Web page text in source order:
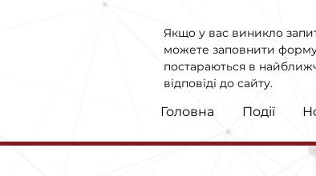
Якщо у вас виникло
можете заповнити
постараються в
відповіді до сайту.
Головна Події